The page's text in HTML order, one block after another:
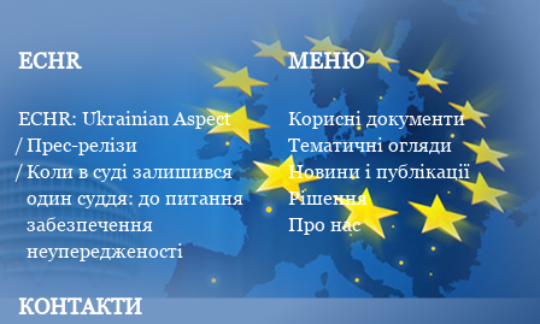
ECHR
ECHR: Ukrainian Aspect
Прес-релізи
Коли в суді залишився
один суддя: до питання
забезпечення
неупередженості
МЕНЮ
Корисні документи
Тематичні огляди
Новини і публікації
Рішення
Про нас
КОНТАКТИ